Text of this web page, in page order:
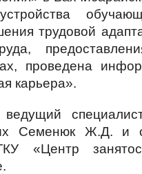
трудовой
проведена
карьера».
Семенюк Ж.Д. и
«Центр